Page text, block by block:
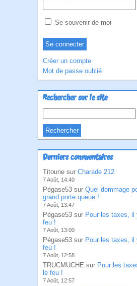
Se souvenir de moi
Créer un compte
Mot de passe oublié
Rechercher sur le site
Derniers commentaires
Titoune sur Charade 212
7 Août, 14:40
Pégase53 sur Quel dommage
grand porte queue !
7 Août, 13:47
Pégase53 sur Pour les taxes, il
feu !
7 Août, 13:00
Pégase53 sur Pour les taxes, il
feu !
7 Août, 12:58
TRUCMUCHE sur Pour les
le feu !
7 Août, 12:57